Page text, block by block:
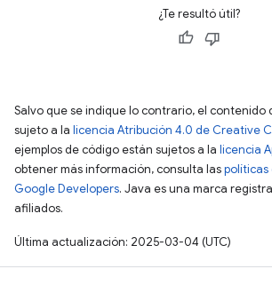
¿Te resultó útil?
Salvo que se indique lo contrario, el contenido
sujeto a la licencia Atribución 4.0 de Creative
ejemplos de código están sujetos a la licencia
obtener más información, consulta laspolíticas
Google Developers. Java es una marca
afiliados.
Última actualización: 2025-03-04 (UTC)